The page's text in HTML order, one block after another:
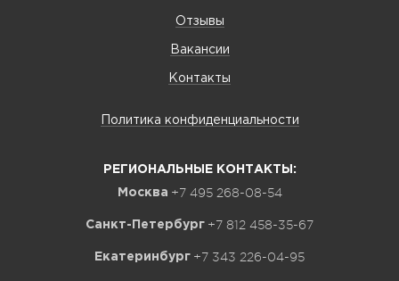
Отзывы
Вакансии
Контакты
Политика конфиденциальности
РЕГИОНАЛЬНЫЕ КОНТАКТЫ:
Москва +7 495 268-08-54
Санкт-Петербург +7 812 458-35-67
Екатеринбург +7 343 226-04-95